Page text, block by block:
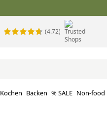
(4.72)
Kochen Backen % SALE Non-food